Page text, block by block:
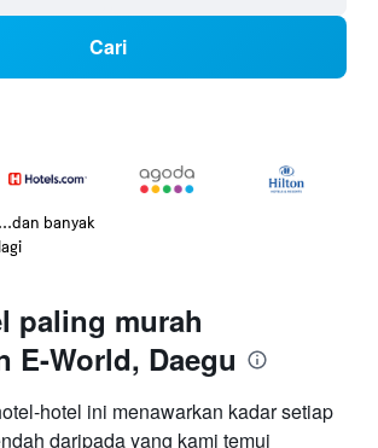
Cari
...dan banyak
lagi
paling murah
E-World, Daegu
hotel ini menawarkan kadar setiap
daripada yang kami temui